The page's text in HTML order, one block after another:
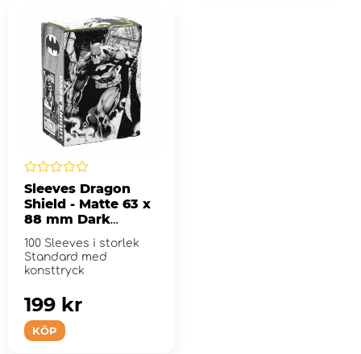
Sleeves Dragon
Shield - Matte 63 x
88 mm Dark
Knight
100 Sleeves i storlek
Standard med
konsttryck
KÖP
199 kr